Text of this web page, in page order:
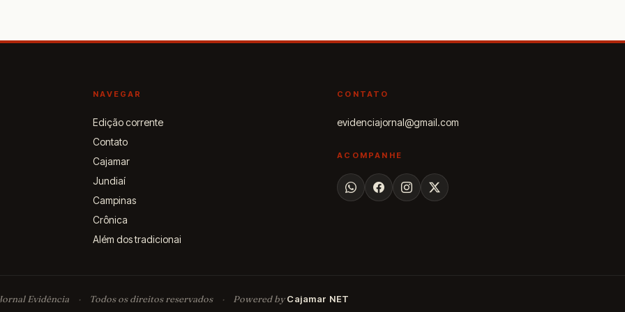
NAVEGAR
Edição corrente
Contato
Cajamar
Jundiaí
Campinas
Crônica
Além dos tradicionai
CONTATO
evidenciajornal@gmail.com
ACOMPANHE
Evidência · Todos os direitos reservados · Powered byCajamar NET